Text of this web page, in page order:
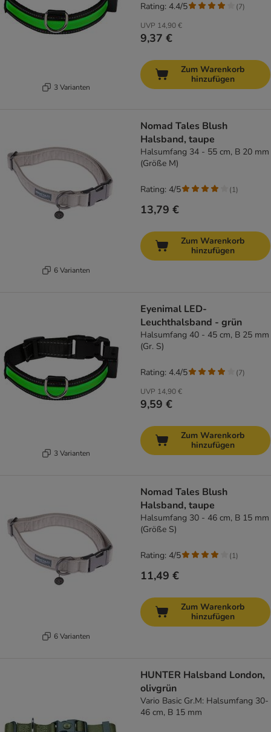
3 Varianten
UVP 14,90 €
9,37 €
Rating: 4.4/5 (7)
Zum Warenkorb
hinzufügen
6 Varianten
Nomad Tales Blush
Halsband, taupe
Halsumfang 34 - 55 cm, B 20 mm
(Größe M)
13,79 €
Rating: 4/5 (1)
Zum Warenkorb
hinzufügen
3 Varianten
Eyenimal LED-
Leuchthalsband - grün
Halsumfang 40 - 45 cm, B 25 mm
(Gr. S)
UVP 14,90 €
9,59 €
Rating: 4.4/5 (7)
Zum Warenkorb
hinzufügen
6 Varianten
Nomad Tales Blush
Halsband, taupe
Halsumfang 30 - 46 cm, B 15 mm
(Größe S)
11,49 €
Rating: 4/5 (1)
Zum Warenkorb
hinzufügen
HUNTER Halsband London,
olivgrün
Vario Basic Gr.M: Halsumfang 30-
46 cm, B 15 mm